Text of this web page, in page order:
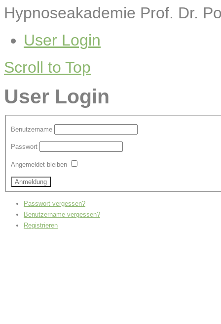
Hypnoseakademie Prof. Dr.
User Login
Scroll to Top
User Login
Benutzername
Passwort
Angemeldet bleiben
Passwort vergessen?
Benutzername vergessen?
Registrieren